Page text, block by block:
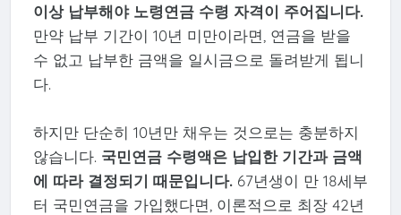
이상 납부해야 노령연금 수령 자격이 주어집니다.
만약 납부 기간이 10년 미만이라면, 연금을 받을
수 없고 납부한 금액을 일시금으로 돌려받게 됩니
다.
하지만 단순히 10년만 채우는 것으로는 충분하지
않습니다. 국민연금 수령액은 납입한 기간과 금액
에 따라 결정되기 때문입니다.67년생이 만 18세부
터 국민연금을 가입했다면, 이론적으로 최장 42년